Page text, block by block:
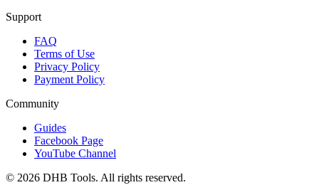
Support
FAQ
Terms of Use
Privacy Policy
Payment Policy
Community
Guides
Facebook Page
YouTube Channel
© 2026 DHB Tools. All rights reserved.